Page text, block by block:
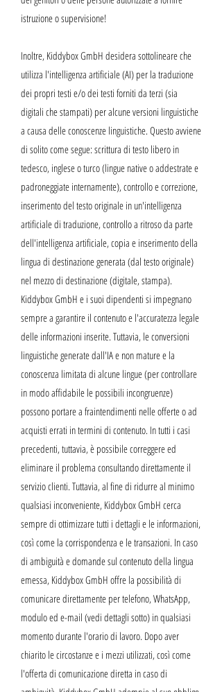
istruzione o supervisione!
Inoltre, Kiddybox GmbH desidera sottolineare che
utilizza l'intelligenza artificiale (AI) per la traduzione
dei propri testi e/o dei testi forniti da terzi (sia
digitali che stampati) per alcune versioni linguistiche
a causa delle conoscenze linguistiche. Questo avviene
di solito come segue: scrittura di testo libero in
tedesco, inglese o turco (lingue native o addestrate e
padroneggiate internamente), controllo e correzione,
inserimento del testo originale in un'intelligenza
artificiale di traduzione, controllo a ritroso da parte
dell'intelligenza artificiale, copia e inserimento della
lingua di destinazione generata (dal testo originale)
nel mezzo di destinazione (digitale, stampa).
Kiddybox GmbH e i suoi dipendenti si impegnano
sempre a garantire il contenuto e l'accuratezza legale
delle informazioni inserite. Tuttavia, le conversioni
linguistiche generate dall'IA e non mature e la
conoscenza limitata di alcune lingue (per controllare
in modo affidabile le possibili incongruenze)
possono portare a fraintendimenti nelle offerte o ad
acquisti errati in termini di contenuto. In tutti i casi
precedenti, tuttavia, è possibile correggere ed
eliminare il problema consultando direttamente il
servizio clienti. Tuttavia, al fine di ridurre al minimo
qualsiasi inconveniente, Kiddybox GmbH cerca
sempre di ottimizzare tutti i dettagli e le informazioni,
così come la corrispondenza e le transazioni. In caso
di ambiguità e domande sul contenuto della lingua
emessa, Kiddybox GmbH offre la possibilità di
comunicare direttamente per telefono, WhatsApp,
modulo ed e-mail (vedi dettagli sotto) in qualsiasi
momento durante l'orario di lavoro. Dopo aver
chiarito le circostanze e i mezzi utilizzati, così come
l'offerta di comunicazione diretta in caso di